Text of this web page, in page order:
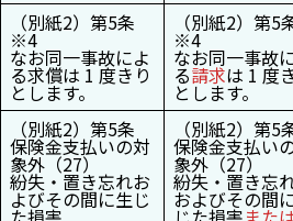
（別紙2）第5条
※4
なお同一事故によ
る求償は 1 度きり
とします。
（別紙2）第5
※4
なお同一事故
る請求は 1 度
とします。
（別紙2）第5条
保険金支払いの対
象外（27）
紛失・置き忘れお
よびその間に生じ
（別紙2）第5
保険金支払い
象外（27）
紛失・置き忘
およびその間